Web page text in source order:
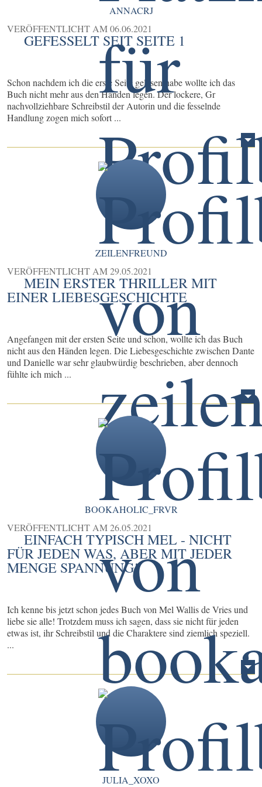
ANNACRJ
VERÖFFENTLICHT AM06.06.2021
GEFESSELT SEIT SEITE 1
Schon nachdem ich die erste Seite gelesen habe wollte ich das
Buch nicht mehr aus den Händen legen. Der lockere, Gr
nachvollziehbare Schreibstil der Autorin und die fesselnde
Handlung zogen mich sofort ...
ZEILENFREUND
VERÖFFENTLICHT AM29.05.2021
MEIN ERSTER THRILLER MIT
EINER LIEBESGESCHICHTE
Angefangen mit der ersten Seite und schon, wollte ich das Buch
nicht aus den Händen legen. Die Liebesgeschichte zwischen Dante
und Danielle war sehr glaubwürdig beschrieben, aber dennoch
fühlte ich mich ...
BOOKAHOLIC_FRVR
VERÖFFENTLICHT AM26.05.2021
EINFACH TYPISCH MEL - NICHT
FÜR JEDEN WAS, ABER MIT JEDER
MENGE SPANNUNG!
Ich kenne bis jetzt schon jedes Buch von Mel Wallis de Vries und
liebe sie alle! Trotzdem muss ich sagen, dass sie nicht für jeden
etwas ist, ihr Schreibstil und die Charaktere sind ziemlich speziell.
...
JULIA_XOXO